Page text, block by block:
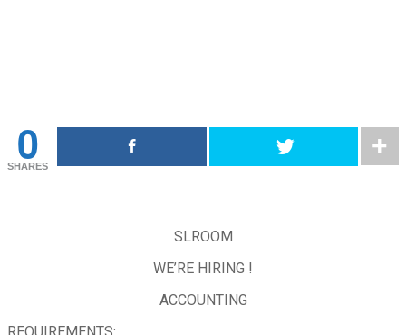
0
SHARES
SLROOM
WE’RE HIRING !
ACCOUNTING
REQUIREMENTS: